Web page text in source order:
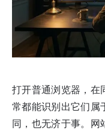
打开普通浏览器，在
常都能识别出它们属
同，也无济于事。网